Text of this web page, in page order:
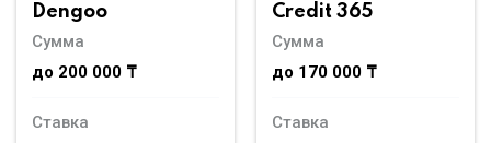
Dengoo
Сумма
до 200 000 ₸
Ставка
Credit 365
Сумма
до 170 000 ₸
Ставка